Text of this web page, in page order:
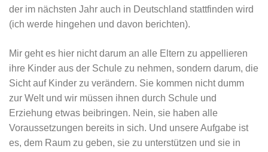
der im nächsten Jahr auch in Deutschland stattfinden wird
(ich werde hingehen und davon berichten).
Mir geht es hier nicht darum an alle Eltern zu appellieren
ihre Kinder aus der Schule zu nehmen, sondern darum, die
Sicht auf Kinder zu verändern. Sie kommen nicht dumm
zur Welt und wir müssen ihnen durch Schule und
Erziehung etwas beibringen. Nein, sie haben alle
Voraussetzungen bereits in sich. Und unsere Aufgabe ist
es, dem Raum zu geben, sie zu unterstützen und sie in